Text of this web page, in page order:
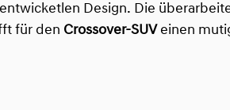
Design. Die
für den Crossover-SUVeinen